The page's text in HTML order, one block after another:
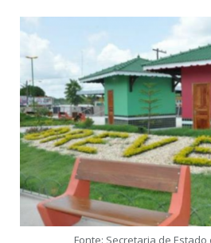
Fonte: Secretaria de Estado